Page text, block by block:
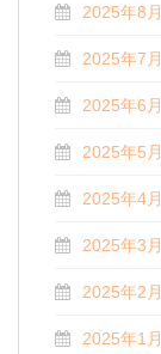
2025年8月
2025年7月
2025年6月
2025年5月
2025年4月
2025年3月
2025年2月
2025年1月